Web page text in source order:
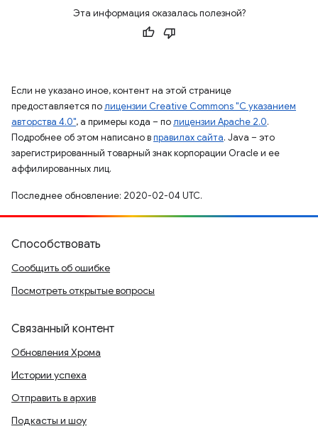
Эта информация оказалась полезной?
Если не указано иное, контент на этой странице
предоставляется полицензии Creative Commons "С указанием
авторства 4.0", а примеры кода – полицензии Apache 2.0.
Подробнее об этом написано вправилах сайта. Java – это
зарегистрированный товарный знак корпорации Oracle и ее
аффилированных лиц.
Последнее обновление: 2020-02-04 UTC.
Способствовать
Сообщить об ошибке
Посмотреть открытые вопросы
Связанный контент
Обновления Хрома
Истории успеха
Отправить в архив
Подкасты и шоу